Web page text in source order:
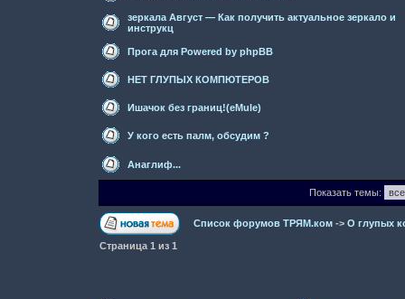
зеркала Август — Как получить актуальное зеркало и
инструкц
Прога для Powered by phpBB
НЕТ ГЛУПЫХ КОМПЮТЕРОВ
Ишачок без границ!(eMule)
У кого есть палм, обсудим ?
Анаглиф...
Показать темы:
Список форумов ТРЯМ.ком -> О глупых
Страница 1 из 1